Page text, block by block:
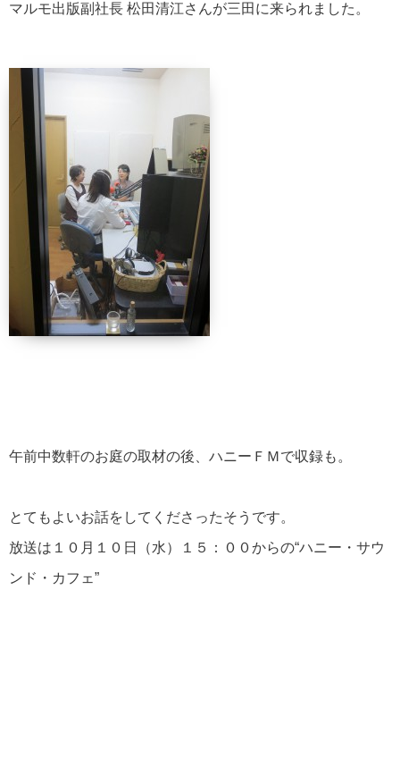
マルモ出版副社長 松田清江さんが三田に来られました。
午前中数軒のお庭の取材の後、ハニーＦＭで収録も。
とてもよいお話をしてくださったそうです。
放送は１０月１０日（水）１５：００からの“ハニー・サウ
ンド・カフェ”